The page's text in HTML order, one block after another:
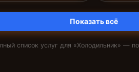
Показать всё
список услуг для «Холодильник» — по